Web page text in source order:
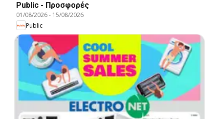
Public - Προσφορές
01/08/2026- 15/08/2026
Public